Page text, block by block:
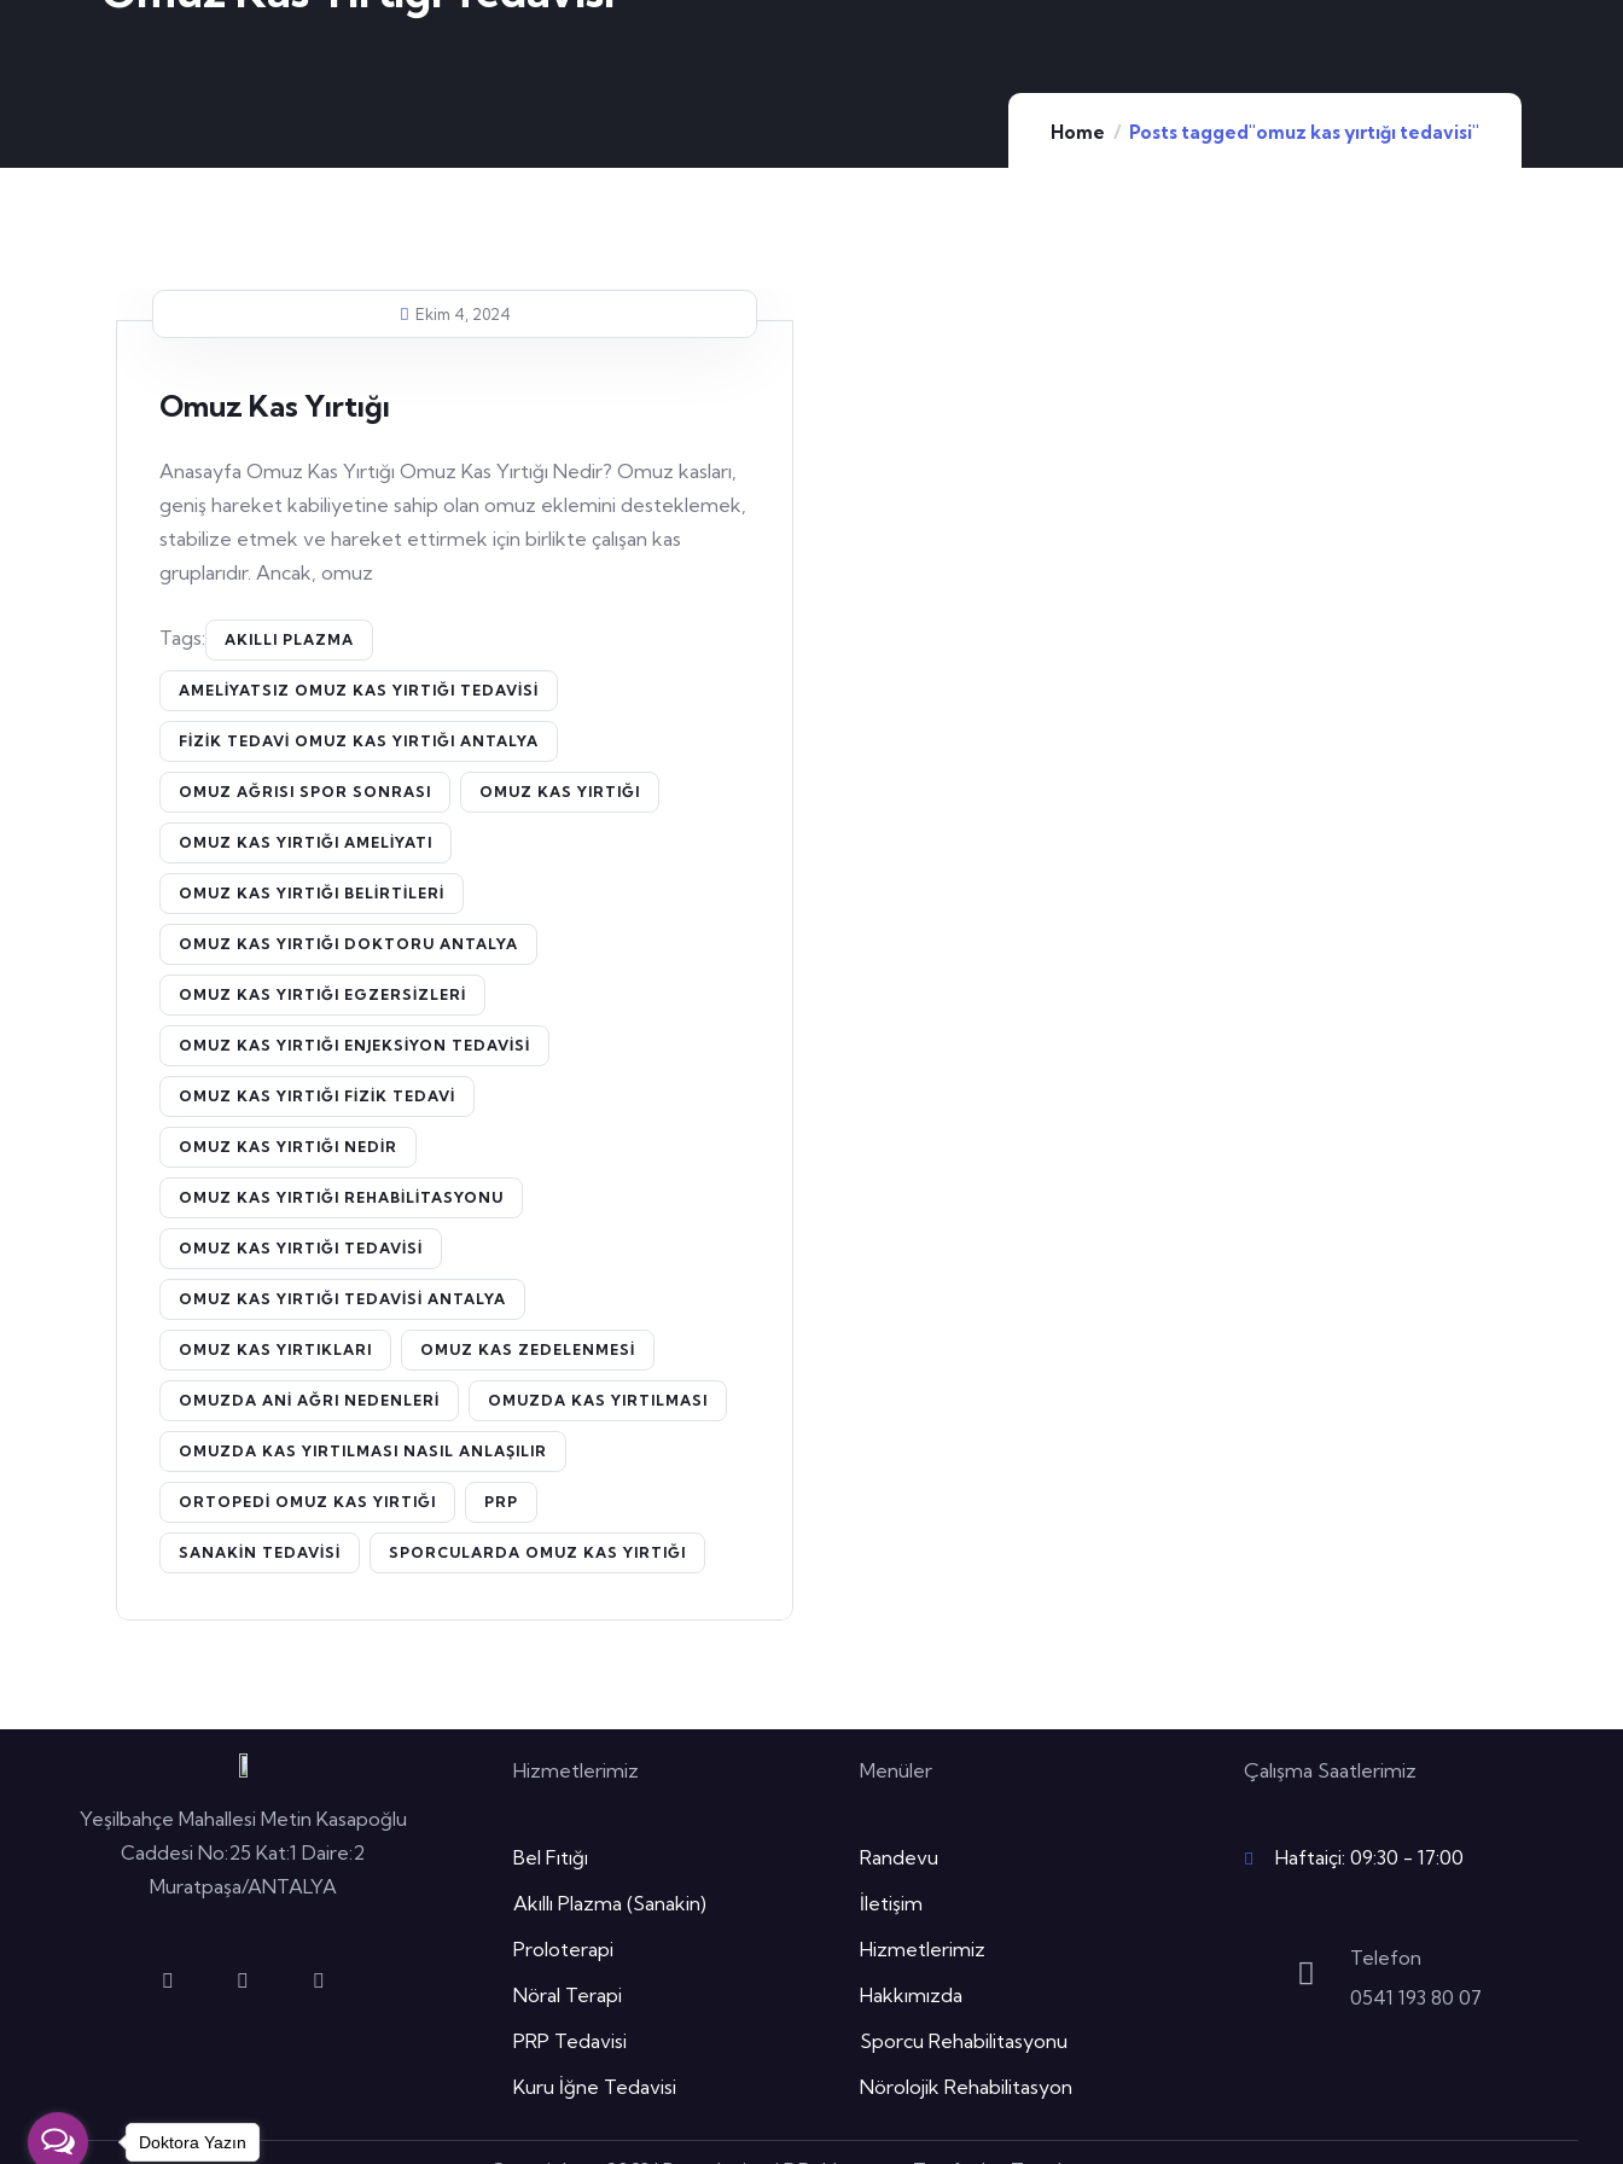
Home Posts tagged"omuz kas yırtığı tedavisi"
Ekim 4, 2024
Omuz Kas Yırtığı
Anasayfa Omuz Kas Yırtığı Omuz Kas Yırtığı Nedir? Omuz kasları,
geniş hareket kabiliyetine sahip olan omuz eklemini desteklemek,
stabilize etmek ve hareket ettirmek için birlikte çalışan kas
gruplarıdır. Ancak, omuz
Tags: AKILLI PLAZMA
AMELIYATSIZ OMUZ KAS YIRTIĞI TEDAVISI
FIZIK TEDAVI OMUZ KAS YIRTIĞI ANTALYA
OMUZ AĞRISI SPOR SONRASI OMUZ KAS YIRTIĞI
OMUZ KAS YIRTIĞI AMELIYATI
OMUZ KAS YIRTIĞI BELIRTILERI
OMUZ KAS YIRTIĞI DOKTORU ANTALYA
OMUZ KAS YIRTIĞI EGZERSIZLERI
OMUZ KAS YIRTIĞI ENJEKSIYON TEDAVISI
OMUZ KAS YIRTIĞI FIZIK TEDAVI
OMUZ KAS YIRTIĞI NEDIR
OMUZ KAS YIRTIĞI REHABILITASYONU
OMUZ KAS YIRTIĞI TEDAVISI
OMUZ KAS YIRTIĞI TEDAVISI ANTALYA
OMUZ KAS YIRTIKLARI OMUZ KAS ZEDELENMESI
OMUZDA ANI AĞRI NEDENLERI OMUZDA KAS YIRTILMASI
OMUZDA KAS YIRTILMASI NASIL ANLAŞILIR
ORTOPEDI OMUZ KAS YIRTIĞI PRP
SANAKIN TEDAVISI SPORCULARDA OMUZ KAS YIRTIĞI
Yeşilbahçe Mahallesi Metin Kasapoğlu
Caddesi No:25 Kat:1 Daire:2
Muratpaşa/ANTALYA
Hizmetlerimiz
Bel Fıtığı
Akıllı Plazma (Sanakin)
Proloterapi
Nöral Terapi
PRP Tedavisi
Kuru İğne Tedavisi
Menüler
Randevu
İletişim
Hizmetlerimiz
Hakkımızda
Sporcu Rehabilitasyonu
Nörolojik Rehabilitasyon
Çalışma Saatlerimiz
Haftaiçi: 09:30 - 17:00
Telefon
0541 193 80 07
Doktora Yazın